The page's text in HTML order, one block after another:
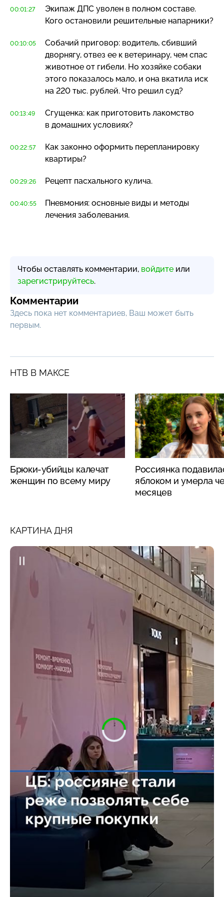
00:01:27
Экипаж ДПС уволен в полном составе.
Кого остановили решительные напарники?
00:10:05
Собачий приговор: водитель, сбивший
дворнягу, отвез ее к ветеринару, чем спас
животное от гибели. Но хозяйке собаки
этого показалось мало, и она вкатила иск
на 220 тыс. рублей. Что решил суд?
00:13:49
Сгущенка: как приготовить лакомство
в домашних условиях?
00:22:57
Как законно оформить перепланировку
квартиры?
00:29:26 Рецепт пасхального кулича.
00:40:55
Пневмония: основные виды и методы
лечения заболевания.
Чтобы оставлять комментарии, войдите или
зарегистрируйтесь.
Комментарии
Здесь пока нет комментариев, Ваш может быть
первым.
НТВ В МАКСЕ
Брюки-убийцы калечат
женщин по всему миру
Россиянка
яблоком и умерла
месяцев
КАРТИНА ДНЯ